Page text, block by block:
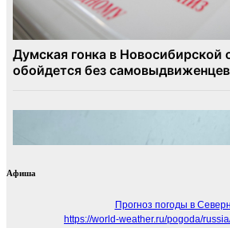
Афиша
Прогноз погоды в
https://world-weather.ru/pogoda/